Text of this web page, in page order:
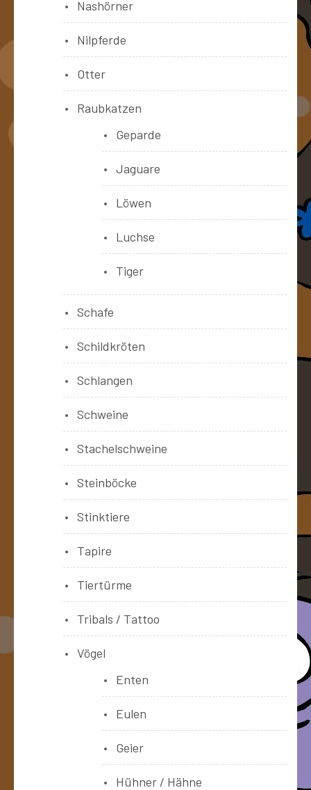
Nashörner
Nilpferde
Otter
Raubkatzen
Geparde
Jaguare
Löwen
Luchse
Tiger
Schafe
Schildkröten
Schlangen
Schweine
Stachelschweine
Steinböcke
Stinktiere
Tapire
Tiertürme
Tribals / Tattoo
Vögel
Enten
Eulen
Geier
Hühner / Hähne